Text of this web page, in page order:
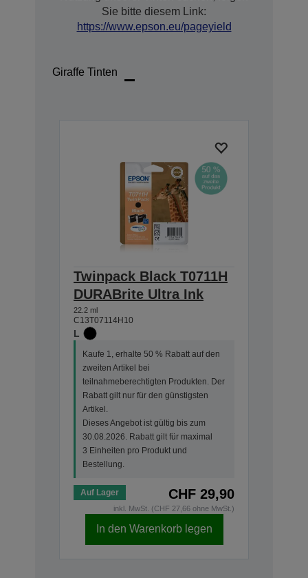
Sie bitte diesem Link:
https://www.epson.eu/pageyield
Giraffe Tinten
Twinpack Black T0711H
DURABrite Ultra Ink
22.2 ml
C13T07114H10
L
Kaufe 1, erhalte 50 % Rabatt auf den
zweiten Artikel bei
teilnahmeberechtigten Produkten. Der
Rabatt gilt nur für den günstigsten
Artikel.
Dieses Angebot ist gültig bis zum
30.08.2026. Rabatt gilt für maximal
3 Einheiten pro Produkt und
Bestellung.
Auf Lager CHF 29,90
inkl. MwSt. (CHF 27,66 ohne MwSt.)
In den Warenkorb legen